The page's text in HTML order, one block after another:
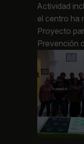
Actividad
el centro ha
Proyecto
Prevención